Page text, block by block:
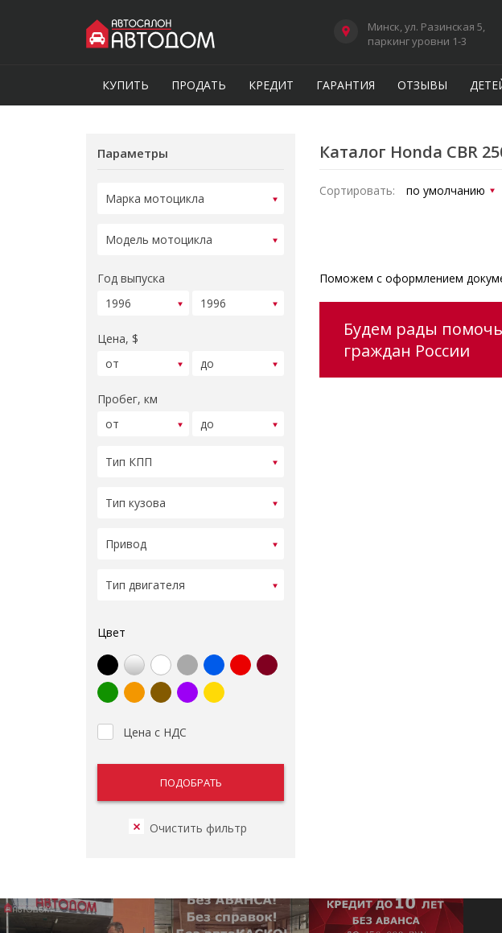
Минск, ул. Разинская 5,
паркинг уровни 1-3
КУПИТЬ ПРОДАТЬ КРЕДИТ ГАРАНТИЯ ОТЗЫВЫ
Параметры
Год выпуска
Цена, $
Пробег, км
Цвет
Цена с НДС
Каталог Honda CBR
Сортировать:
Поможем с оформлением
Будем рады помочь
граждан России